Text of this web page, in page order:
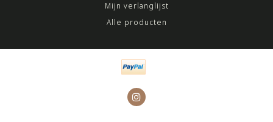
Mijn verlanglijst
Alle producten